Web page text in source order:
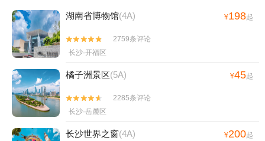
湖南省博物馆(4A) ¥198起


2759条评论
长沙·开福区
橘子洲景区(5A) ¥45起


2285条评论
长沙·岳麓区
长沙世界之窗(4A) ¥200起